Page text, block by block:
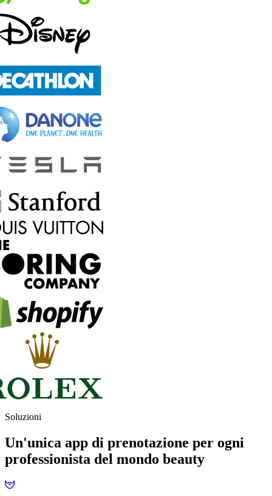
Soluzioni
Un'unica app di prenotazione per ogni
professionista del mondo beauty